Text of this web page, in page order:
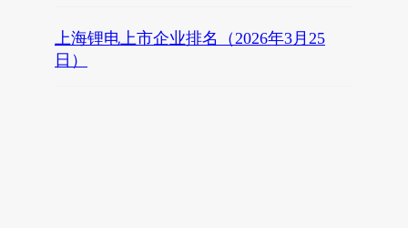
上海锂电上市企业排名（2026年3月25
日）